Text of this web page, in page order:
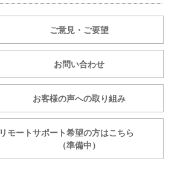
ご意見・ご要望
お問い合わせ
お客様の声への取り組み
リモートサポート希望の方はこちら
（準備中）